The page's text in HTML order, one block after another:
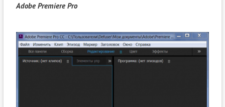
Adobe Premiere Pro